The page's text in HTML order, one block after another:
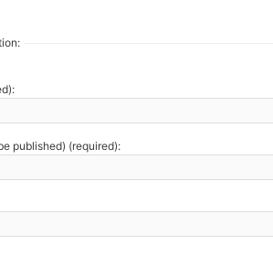
published) (required):